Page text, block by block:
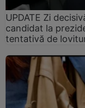
UPDATE Zi
candidat la
tentativă de